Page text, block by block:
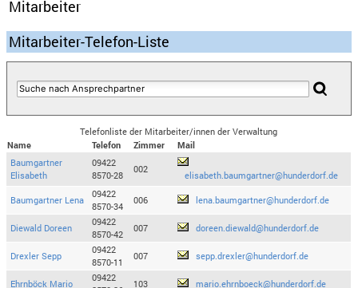
Mitarbeiter
Mitarbeiter-Telefon-Liste
Telefonliste der Mitarbeiter/innen der Verwaltung
Name
Telefon Zimmer
Mail
Baumgartner
Elisabeth
09422
8570-28
002
elisabeth.baumgartner@hunderdorf.de
Baumgartner Lena
09422
8570-34
006 lena.baumgartner@hunderdorf.de
Diewald Doreen
09422
8570-42
007 doreen.diewald@hunderdorf.de
Drexler Sepp
09422
8570-11
007 sepp.drexler@hunderdorf.de
Ehrnböck Mario
09422
103 mario.ehrnboeck@hunderdorf.de